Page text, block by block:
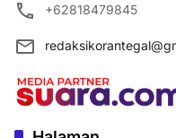
+62818479845